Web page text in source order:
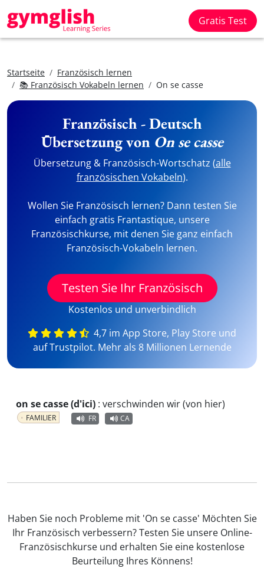
Gratis Test
Startseite
Französisch lernen
📚 Französisch Vokabeln lernen
On se casse
Französisch - Deutsch
Übersetzung von On se casse
Übersetzung & Französisch-Wortschatz (alle
französischen Vokabeln).
Wollen Sie Französisch lernen? Dann testen Sie
einfach gratis Frantastique, unsere
Französischkurse, mit denen Sie ganz einfach
Französisch-Vokabeln lernen.
Testen Sie Ihr Französisch
Kostenlos und unverbindlich
4,7 im App Store, Play Store und
auf Trustpilot. Mehr als 8 Millionen Lernende
on se casse (d'ici) : verschwinden wir (von hier)
FAMILIER FR CA
Haben Sie noch Probleme mit 'On se casse' Möchten Sie
Ihr Französisch verbessern? Testen Sie unsere Online-
Französischkurse und erhalten Sie eine kostenlose
Beurteilung Ihres Könnens!